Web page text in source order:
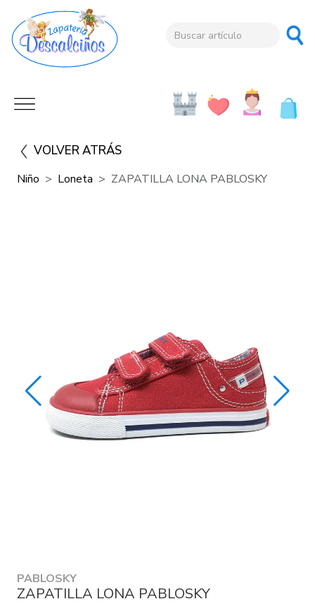
VOLVER ATRÁS
Niño Loneta ZAPATILLA LONA PABLOSKY
PABLOSKY
ZAPATILLA LONA PABLOSKY